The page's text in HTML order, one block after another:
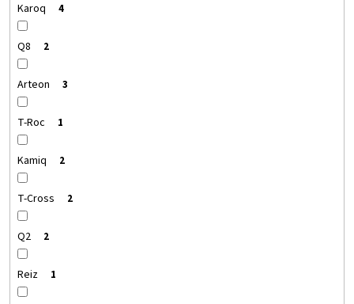
Karoq 4
Q8 2
Arteon 3
T-Roc 1
Kamiq 2
T-Cross 2
Q2 2
Reiz 1